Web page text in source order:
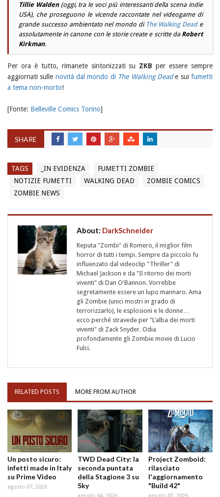
Tillie Walden(oggi, tra le voci più interessanti della scena indie
USA), che proseguono le vicende raccontate nel videogame di
grande successo ambientato nel mondo di The Walking Deade
assolutamente in canone con le storie create e scritte da Robert
Kirkman.
Per ora è tutto, rimanete sintonizzati su ZKB per essere sempre
aggiornati sulle novità dal mondo di The Walking Deade suifumetti
a tema non-morto!
[Fonte: Belleville Comics Torino]
SHARE
TAGS _IN EVIDENZA
FUMETTI ZOMBIE
NOTIZIE FUMETTI
WALKING DEAD
ZOMBIE COMICS
ZOMBIE NEWS
About: DarkSchneider
Reputa "Zombi" di Romero, il miglior film
horror di tutti i tempi. Sempre da piccolo fu
influenzato dal videoclip "Thriller" di
Michael Jackson e da "Il ritorno dei morti
viventi" di Dan O'Bannon. Vorrebbe
segretamente essere un lupo mannaro. Ama
gli Zombie (unici mostri in grado di
terrorizzarlo), le esplosioni e le donne…
ecco perché stravede per "L’alba dei morti
viventi" di Zack Snyder. Odia
profondamente gli Zombie movie di Lucio
Fulci.
RELATED POSTS MORE FROM AUTHOR
Un posto sicuro:
infetti made in Italy
su Prime Video
agosto 07, 2026
TWD Dead City: la
seconda puntata
della Stagione 3 su
Sky
agosto 04, 2026
Project Zomboid:
rilasciato
l'aggiornamento
"Build 42"
agosto 03, 2026